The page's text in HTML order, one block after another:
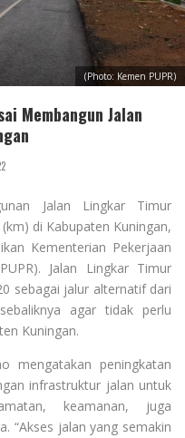
(Photo: Kemen PUPR)
Membangun Jalan
Jalan Lingkar Timur
di Kabupaten Kuningan,
Kementerian Pekerjaan
Jalan Lingkar Timur
sebagai jalur alternatif dari
agar tidak perlu
Kuningan.
mengatakan peningkatan
infrastruktur jalan untuk
keamanan, juga
“Akses jalan yang semakin